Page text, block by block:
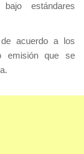
estándares
acuerdo a los
emisión que se